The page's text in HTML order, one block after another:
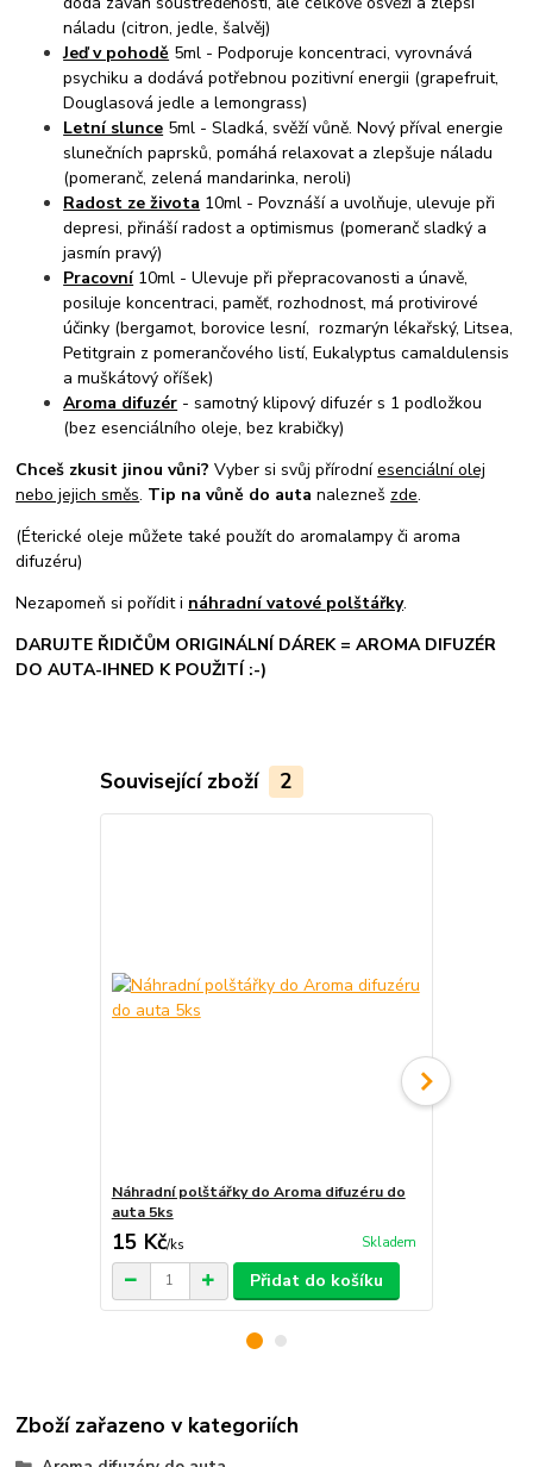
náladu (citron, jedle, šalvěj)
Jeď v pohodě 5ml - Podporuje koncentraci, vyrovnává
psychiku a dodává potřebnou pozitivní energii (grapefruit,
Douglasová jedle a lemongrass)
Letní slunce 5ml - Sladká, svěží vůně. Nový příval energie
slunečních paprsků, pomáhá relaxovat a zlepšuje náladu
(pomeranč, zelená mandarinka, neroli)
Radost ze života 10ml - Povznáší a uvolňuje, ulevuje při
depresi, přináší radost a optimismus (pomeranč sladký a
jasmín pravý)
Pracovní10ml - Ulevuje při přepracovanosti a únavě,
posiluje koncentraci, paměť, rozhodnost, má protivirové
účinky (bergamot, borovice lesní, rozmarýn lékařský, Litsea,
Petitgrain z pomerančového listí, Eukalyptus camaldulensis
a muškátový oříšek)
Aroma difuzér - samotný klipový difuzér s 1 podložkou
(bez esenciálního oleje, bez krabičky)
Chceš zkusit jinou vůni? Vyber si svůj přírodníesenciální olej
nebo jejich směs. Tip na vůně do autanalezneš zde.
(Éterické oleje můžete také použít do aromalampy či aroma
difuzéru)
Nezapomeň si pořídit i náhradní vatové polštářky.
DARUJTE ŘIDIČŮM ORIGINÁLNÍ DÁREK = AROMA DIFUZÉR
DO AUTA-IHNED K POUŽITÍ :-)
Související zboží 2
Náhradní polštářky do Aroma difuzéru do
auta 5ks
15 Kč/ks Skladem
Přidat do košíku
Zboží zařazeno v kategoriích